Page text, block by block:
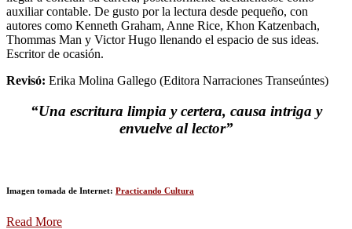
auxiliar contable. De gusto por la lectura desde pequeño, con
autores como Kenneth Graham, Anne Rice, Khon Katzenbach,
Thommas Man y Victor Hugo llenando el espacio de sus ideas.
Escritor de ocasión.
Revisó: Erika Molina Gallego (Editora Narraciones Transeúntes)
“Una escritura limpia y certera, causa intriga y
envuelve al lector”
Imagen tomada de Internet: Practicando Cultura
Read More